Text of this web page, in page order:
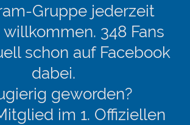
Gruppe jederzeit
348 Fans
schon auf Facebook
dabei.
geworden?
im 1. Offiziellen